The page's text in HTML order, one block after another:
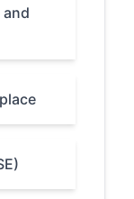
and